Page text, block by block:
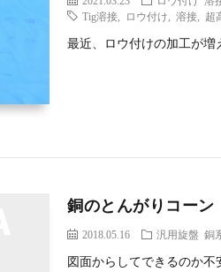
Tig溶接
ロウ付け ,溶接 超
最近、ロウ付けの加工が増
銅のとんがりコーン
2018.05.16 汎用旋盤 銅
図面からしてできるのか不